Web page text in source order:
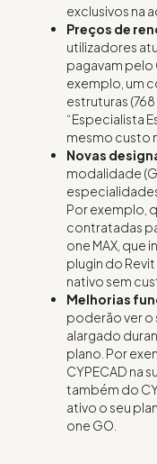
exclusivos na
Preços de
utilizadores
pagavam pelo
exemplo, um
estruturas
“Especialista
mesmo custo
Novas
modalidade
Por exemplo,
contratadas
one MAX, que
plugin do
nativo sem
Melhorias
poderão ver o
alargado
plano. Por
CYPECAD na
também do
ativo o seu
one GO.